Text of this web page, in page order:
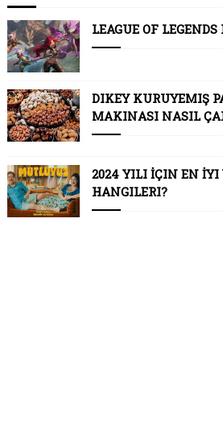
LEAGUE OF
DIKEY KURUYEMIŞ
MAKINASI NASIL
2024 YILI İÇIN EN İYI
HANGILERI?